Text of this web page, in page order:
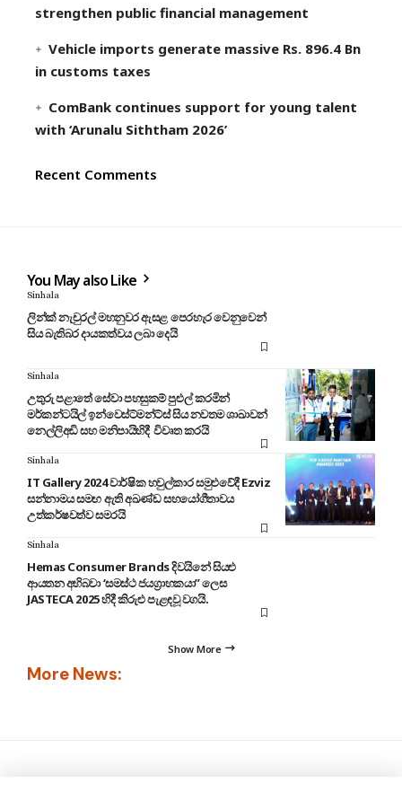
strengthen public financial management
Vehicle imports generate massive Rs. 896.4 Bn
in customs taxes
ComBank continues support for young talent
with ‘Arunalu Siththam 2026’
Recent Comments
You May also Like
Sinhala
ලින්ක් නැචුරල් මහනුවර ඇසළ පෙරහැර වෙනුවෙන්
සිය බැතිබර දායකත්වය ලබා දෙයි
Sinhala
උතුරු පළාතේ සේවා පහසුකම් පුළුල් කරමින්
මර්කන්ටයිල් ඉන්වෙස්ට්මන්ට්ස් සිය නවතම ශාඛාවන්
නෙල්ලිඅඩි සහ මනිපායිහිදී විවෘත කරයි
Sinhala
IT Gallery 2024 වාර්ෂික හවුල්කාර සමුළුවේදී Ezviz
සන්නාමය සමඟ ඇති අඛණ්ඩ සහයෝගීතාවය
උත්කර්ෂවත්ව සමරයි
Sinhala
Hemas Consumer Brands දිවයිනේ සියළු
ආයතන අභිබවා ‘සමස්ථ ජයග්‍රාහකයා” ලෙස
JASTECA 2025 හිදී කිරුළු පැළඳවූ වගයි.
Show More
More News: